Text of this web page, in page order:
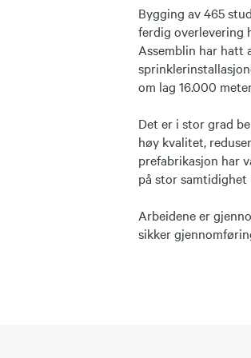
Bygging av 465
ferdig overlevering
Assemblin har hatt
om lag 16.000
Det er i stor grad
høy kvalitet,
prefabrikasjon har
på stor
Arbeidene er
sikker